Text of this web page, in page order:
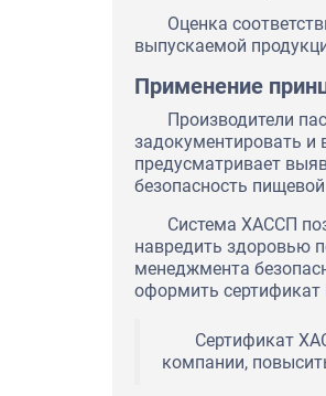
Оценка
выпускаемой
Применение
Производители
задокументировать и
предусматривает
безопасность
Система ХАССП
навредить здоровью
менеджмента
оформить сертификат
Сертификат
компании,
ООО